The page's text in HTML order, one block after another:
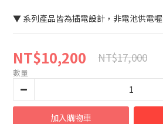
▼ 系列產品皆為插電設計，非電池供電喔
NT$10,200 NT$17,000
數量
加入購物車